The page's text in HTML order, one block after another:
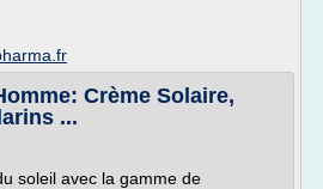
Crème Solaire,
...
soleil avec la gamme de